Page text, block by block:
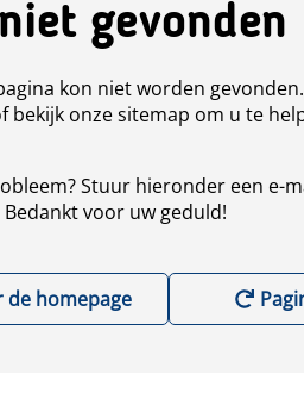
gevonden
kon niet worden
bekijk onze sitemap om u te
Stuur hieronder een e-
voor uw geduld!
de homepage